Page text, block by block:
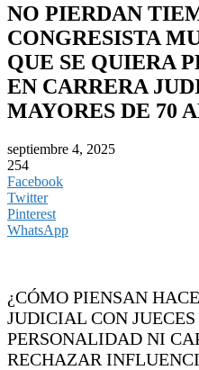
NO PIERDAN
CONGRESISTA
QUE SE QUIERA
EN CARRERA
MAYORES DE 70
septiembre 4, 2025
254
Facebook
Twitter
Pinterest
WhatsApp
¿CÓMO PIENSAN
JUDICIAL CON
PERSONALIDAD NI
RECHAZAR